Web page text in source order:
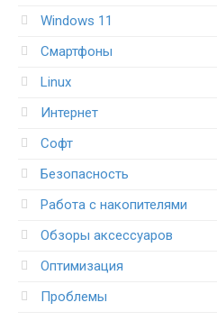
Windows 11
Смартфоны
Linux
Интернет
Софт
Безопасность
Работа с накопителями
Обзоры аксессуаров
Оптимизация
Проблемы